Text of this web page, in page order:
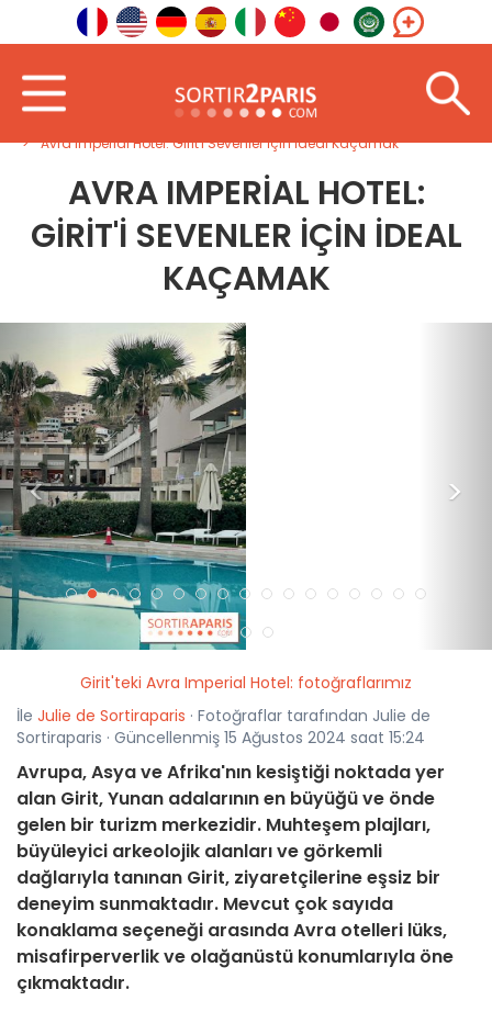
Avra Imperial Hotel: Girit'i Sevenler İçin İdeal Kaçamak
AVRA IMPERIAL HOTEL:
GIRIT'I SEVENLER İÇIN İDEAL
KAÇAMAK
< >
Girit'teki Avra Imperial Hotel: fotoğraflarımız
İle Julie de Sortiraparis · Fotoğraflar tarafından Julie de
Sortiraparis · Güncellenmiş 15 Ağustos 2024 saat 15:24
Avrupa, Asya ve Afrika'nın kesiştiği noktada yer
alan Girit, Yunan adalarının en büyüğü ve önde
gelen bir turizm merkezidir. Muhteşem plajları,
büyüleyici arkeolojik alanları ve görkemli
dağlarıyla tanınan Girit, ziyaretçilerine eşsiz bir
deneyim sunmaktadır. Mevcut çok sayıda
konaklama seçeneği arasında Avra otelleri lüks,
misafirperverlik ve olağanüstü konumlarıyla öne
çıkmaktadır.